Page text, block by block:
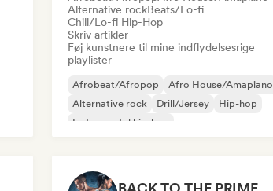
Alternative rockBeats/Lo-fi
Chill/Lo-fi Hip-Hop
Skriv artikler
Føj kunstnere til mine indflydelsesrige
playlister
Afrobeat/Afropop
Afro House/Amapiano
Alternative rock
Drill/Jersey
Hip-hop
Instrumental hip-hop